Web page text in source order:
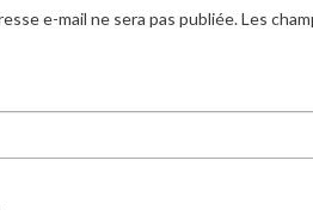
e-mail ne sera pas publiée.Les